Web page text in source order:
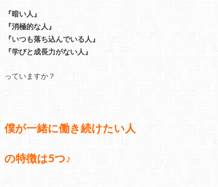
『暗い人』
『消極的な人』
『いつも落ち込んでいる人』
『学びと成長力がない人』
っていますか？
僕が一緒に働き続けたい人
の特徴は5つ♪